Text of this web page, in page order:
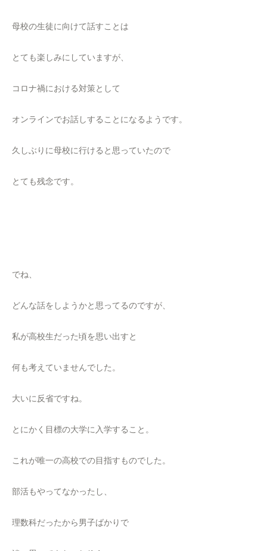
母校の生徒に向けて話すことは
とても楽しみにしていますが、
コロナ禍における対策として
オンラインでお話しすることになるようです。
久しぶりに母校に行けると思っていたので
とても残念です。
でね、
どんな話をしようかと思ってるのですが、
私が高校生だった頃を思い出すと
何も考えていませんでした。
大いに反省ですね。
とにかく目標の大学に入学すること。
これが唯一の高校での目指すものでした。
部活もやってなかったし、
理数科だったから男子ばかりで